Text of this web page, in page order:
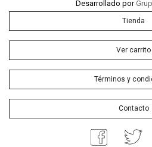
Desarrollado por
Tienda
Ver carrito
Términos y
Contacto